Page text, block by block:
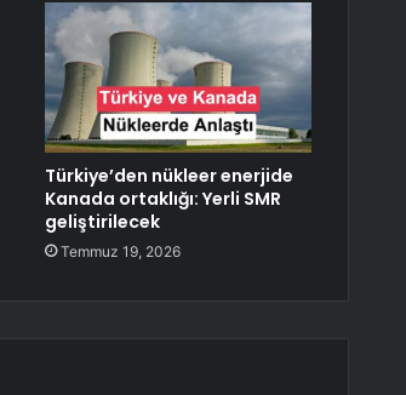
Türkiye’den nükleer enerjide
Kanada ortaklığı: Yerli SMR
geliştirilecek
Temmuz 19, 2026